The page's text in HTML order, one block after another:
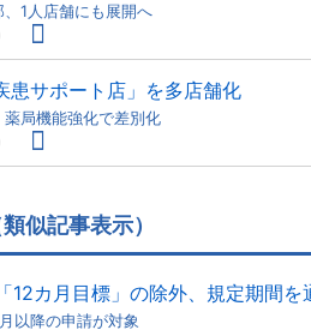
、1人店舗にも展開へ
患サポート店」を多店舗化
局機能強化で差別化
似記事表示）
12カ月目標」の除外、規定期間を
以降の申請が対象